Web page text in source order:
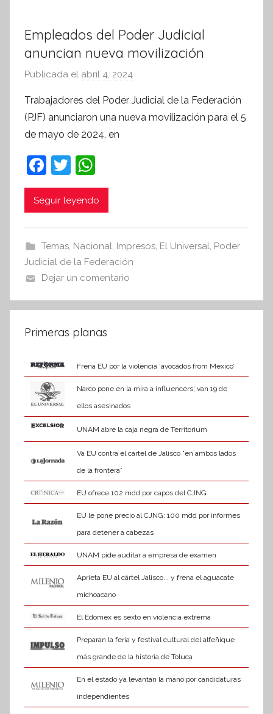
Empleados del Poder Judicial
anuncian nueva movilización
Publicada el abril 4, 2024
r
S
I
r
i
v
Trabajadores del Poder Judicial de la Federación
(PJF) anunciaron una nueva movilización para el 5
de mayo de 2024, en
F
a
c
b
o
o
k
T
w
itt
h
at
A
p
p
Seguir leyendo
Temas, Nacional, Impresos, El Universal, Poder
Judicial de la Federación
Dejar un comentario
Primeras planas
Frena EU por la violencia ‘avocados from Mexico’
Narco pone en la mira a influencers; van 19 de
ellos asesinados
UNAM abre la caja negra de Territorium
Va EU contra el cártel de Jalisco “en ambos lados
de la frontera”
EU ofrece 102 mdd por capos del CJNG
EU le pone precio al CJNG: 100 mdd por informes
para detener a cabezas
UNAM pide auditar a empresa de examen
Aprieta EU al cártel Jalisco... y frena el aguacate
michoacano
El Edomex es sexto en violencia extrema
Preparan la feria y festival cultural del alfeñique
más grande de la historia de Toluca
En el estado ya levantan la mano por candidaturas
independientes